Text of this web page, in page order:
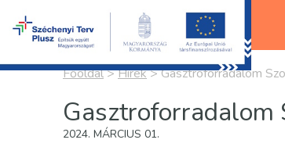
Főoldal>Hírek>Gasztroforradalom
Gasztroforradalom
2024. MÁRCIUS 01.